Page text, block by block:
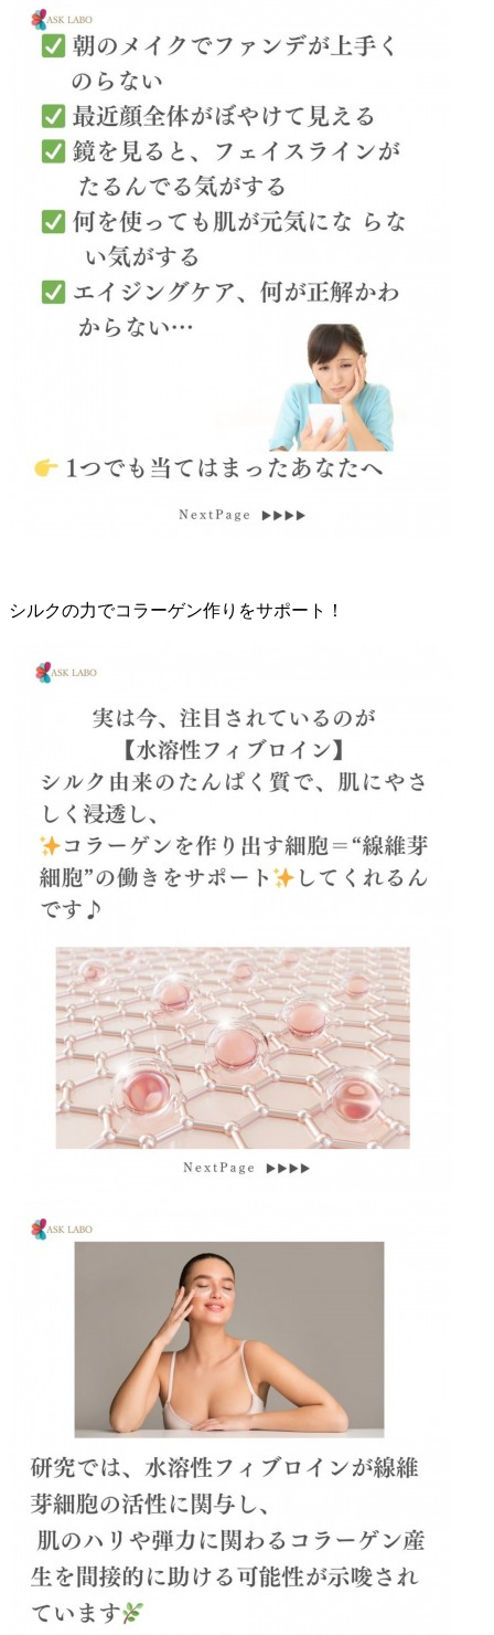
シルクの力でコラーゲン作りをサポート！